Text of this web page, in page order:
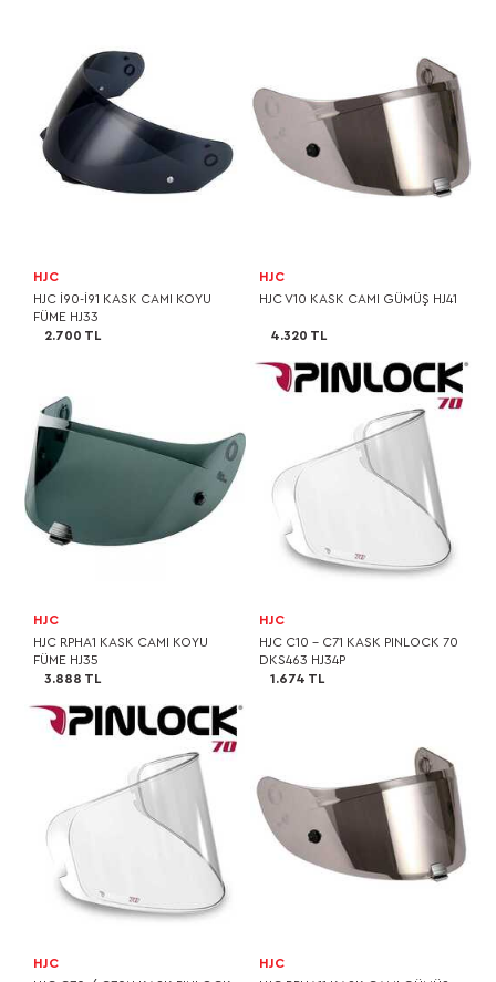
HJC
HJC I90-I91 KASK CAMI KOYU
FÜME HJ33
2.700 TL
HJC
HJC V10 KASK CAMI GÜMÜŞ HJ41
4.320 TL
HJC
HJC RPHA1 KASK CAMI KOYU
FÜME HJ35
3.888 TL
HJC
HJC C10 - C71 KASK PINLOCK 70
DKS463 HJ34P
1.674 TL
HJC
HJC